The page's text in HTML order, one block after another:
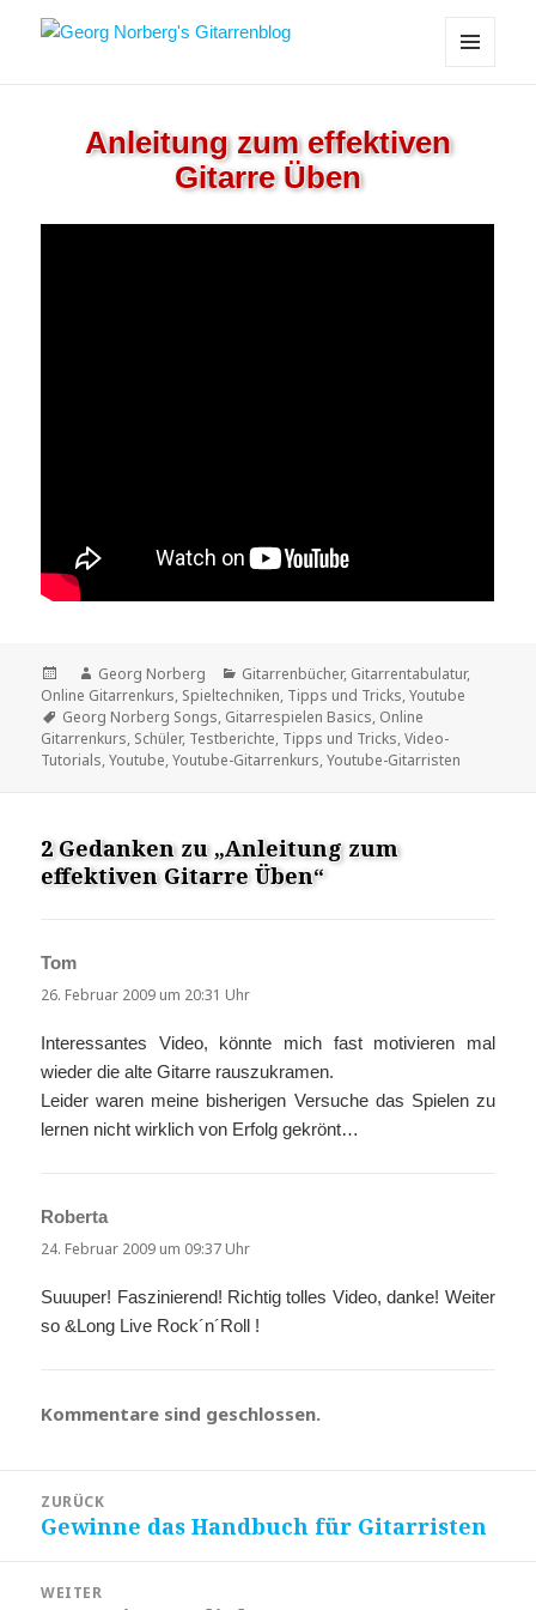
Anleitung zum effektiven
Gitarre Üben
Veröffentlicht
am
Autor
Georg Norberg Kategorien
Gitarrenbücher, Gitarrentabulatur,
Online Gitarrenkurs, Spieltechniken, Tipps und Tricks,Youtube
Schlagwörter
Georg Norberg Songs, Gitarrespielen Basics, Online
Gitarrenkurs, Schüler, Testberichte, Tipps und Tricks,Video-
Tutorials,Youtube,Youtube-Gitarrenkurs,Youtube-Gitarristen
2 Gedanken zu „Anleitung zum
effektiven Gitarre Üben“
Tom
26. Februar 2009 um 20:31 Uhr
Interessantes Video, könnte mich fast motivieren mal
wieder die alte Gitarre rauszukramen.
Leider waren meine bisherigen Versuche das Spielen zu
lernen nicht wirklich von Erfolg gekrönt…
Roberta
24. Februar 2009 um 09:37 Uhr
Suuuper! Faszinierend! Richtig tolles Video, danke! Weiter
so &Long Live Rock´n´Roll !
Kommentare sind geschlossen.
ZURÜCK
Vorheriger
Gewinne das Handbuch für Gitarristen
WEITER